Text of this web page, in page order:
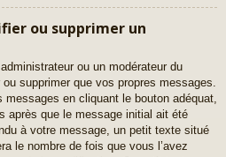
ou supprimer un
ou un modérateur du
supprimer que vos propres messages.
en cliquant le bouton adéquat,
après que le message initial ait été
à votre message, un petit texte situé
le nombre de fois que vous l’avez